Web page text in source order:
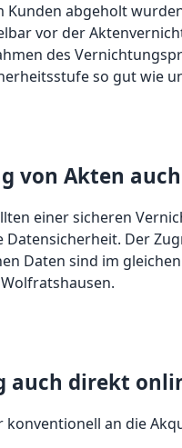
abgeholt
vor der
des
so gut wie
von Akten
einer sicheren
Datensicherheit. Der
Daten sind im
direkt
an die